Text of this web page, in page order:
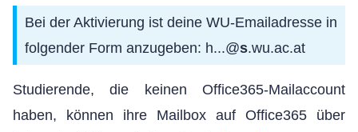
Bei der Aktivierung ist deine WU-Emailadresse in
folgender Form anzugeben: h...@s.wu.ac.at
Studierende, die keinen Office365-Mailaccount
haben, können ihre Mailbox auf Office365 über